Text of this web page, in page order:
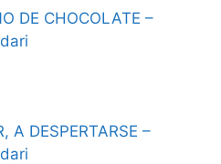
DE CHOCOLATE –
A DESPERTARSE –